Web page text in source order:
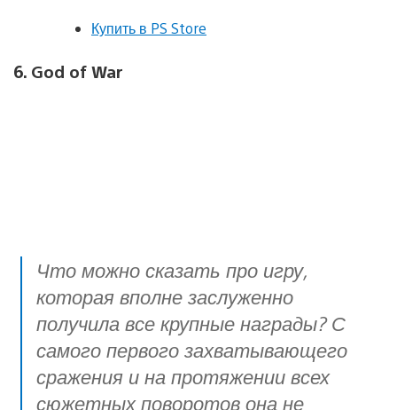
Купить в PS Store
6. God of War
Что можно сказать про игру,
которая вполне заслуженно
получила все крупные награды? С
самого первого захватывающего
сражения и на протяжении всех
сюжетных поворотов она не